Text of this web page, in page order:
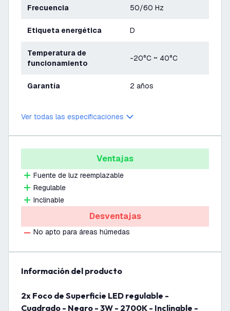
Frecuencia 50/60 Hz
Etiqueta energética D
Temperatura de
funcionamiento
-20°C ~ 40°C
Garantía 2 años
Ver todas las especificaciones
Ventajas
Fuente de luz reemplazable
Regulable
Inclinable
Desventajas
No apto para áreas húmedas
información del producto
2x Foco de Superficie LED regulable -
Cuadrado - Negro - 3W - 2700K - Inclinable -